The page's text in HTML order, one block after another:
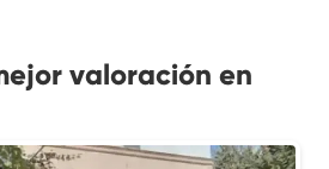
valoración en